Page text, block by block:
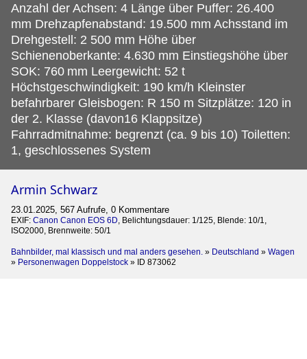
Anzahl der Achsen: 4 Länge über Puffer: 26.400
mm Drehzapfenabstand: 19.500 mm Achsstand im
Drehgestell: 2 500 mm Höhe über
Schienenoberkante: 4.630 mm Einstiegshöhe über
SOK: 760 mm Leergewicht: 52 t
Höchstgeschwindigkeit: 190 km/h Kleinster
befahrbarer Gleisbogen: R 150 m Sitzplätze: 120 in
der 2. Klasse (davon16 Klappsitze)
Fahrradmitnahme: begrenzt (ca. 9 bis 10) Toiletten:
1, geschlossenes System
Armin Schwarz
23.01.2025, 567 Aufrufe, 0 Kommentare
EXIF: Canon Canon EOS 6D , Belichtungsdauer: 1/125, Blende: 10/1,
ISO2000, Brennweite: 50/1
Bahnbilder, mal klassisch und mal anders gesehen. » Deutschland » Wagen
» Personenwagen Doppelstock » ID 873062